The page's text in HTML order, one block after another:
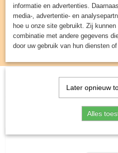
Inloggen Registreren
Spellen & Puzzels>
informatie en advertenties.
media-, advertentie- en
hoe u onze site gebruikt. Zij
combinatie met andere gegevens
door uw gebruik van hun diensten
Later opnieuw
Alles